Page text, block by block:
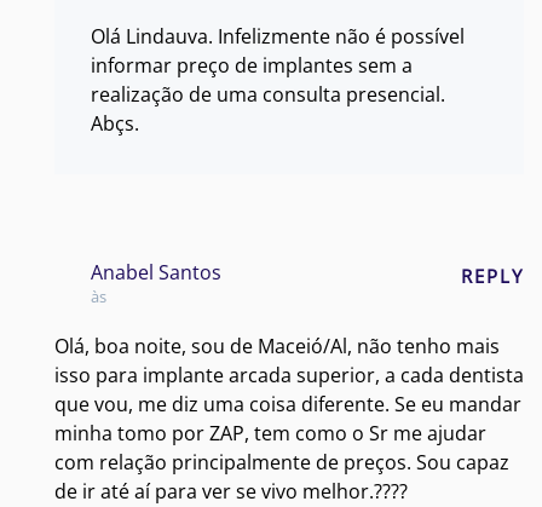
Olá Lindauva. Infelizmente não é possível
informar preço de implantes sem a
realização de uma consulta presencial.
Abçs.
Anabel Santos
às
REPLY
Olá, boa noite, sou de Maceió/Al, não tenho mais
isso para implante arcada superior, a cada dentista
que vou, me diz uma coisa diferente. Se eu mandar
minha tomo por ZAP, tem como o Sr me ajudar
com relação principalmente de preços. Sou capaz
de ir até aí para ver se vivo melhor.????